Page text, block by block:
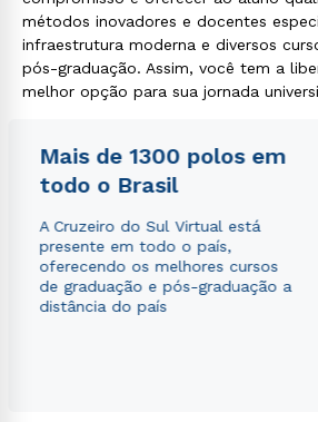
métodos inovadores e docentes
infraestrutura moderna e diversos
pós-graduação. Assim, você tem a
melhor opção para sua jornada
Mais de 1300 polos em
todo o Brasil
A Cruzeiro do Sul Virtual está
presente em todo o país,
oferecendo os melhores cursos
de graduação e pós-graduação a
distância do país